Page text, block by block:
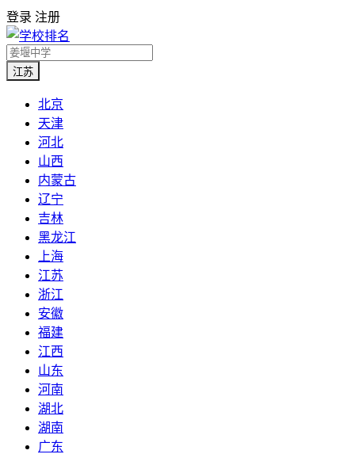
登录 注册
江苏
北京
天津
河北
山西
内蒙古
辽宁
吉林
黑龙江
上海
江苏
浙江
安徽
福建
江西
山东
河南
湖北
湖南
广东